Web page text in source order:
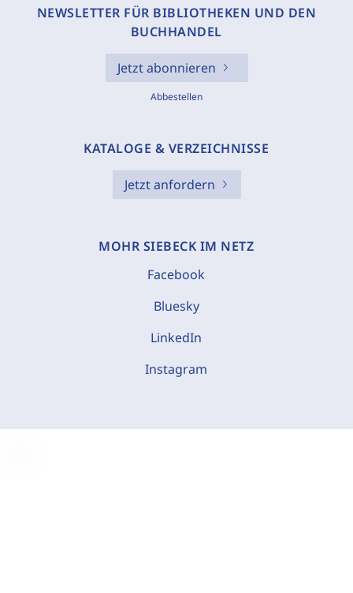
NEWSLETTER FÜR BIBLIOTHEKEN UND DEN
BUCHHANDEL
Jetzt abonnieren
Abbestellen
KATALOGE & VERZEICHNISSE
Jetzt anfordern
MOHR SIEBECK IM NETZ
Facebook
Bluesky
LinkedIn
Instagram